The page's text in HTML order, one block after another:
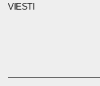
VIESTI